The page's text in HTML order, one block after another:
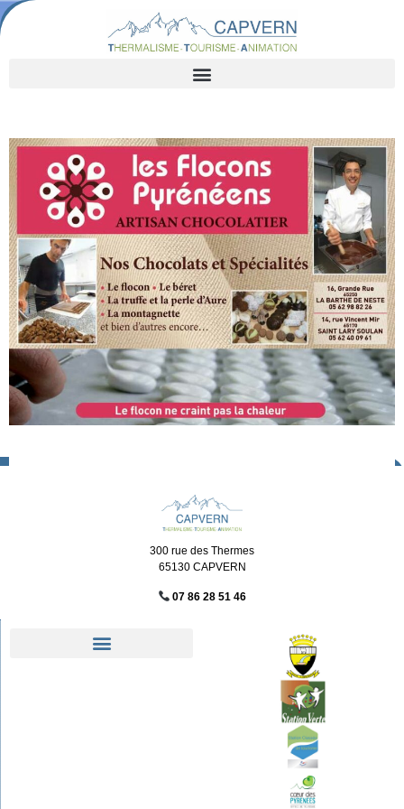
300 rue des Thermes
65130 CAPVERN
07 86 28 51 46